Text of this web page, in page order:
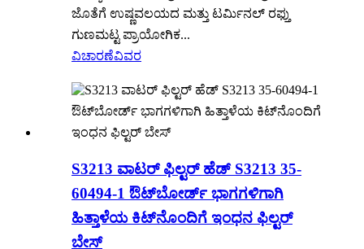
ಜೊತೆಗೆ ಉಷ್ಣವಲಯದ ಮತ್ತು ಟರ್ಮಿನಲ್ ರಫ್ತು
ಗುಣಮಟ್ಟ ಪ್ರಾಯೋಗಿಕ...
ವಿಚಾರಣೆವಿವರ
S3213 ವಾಟರ್ ಫಿಲ್ಟರ್ ಹೆಡ್ S3213 35-
60494-1 ಔಟ್‌ಬೋರ್ಡ್ ಭಾಗಗಳಿಗಾಗಿ
ಹಿತ್ತಾಳೆಯ ಕಿಟ್‌ನೊಂದಿಗೆ ಇಂಧನ ಫಿಲ್ಟರ್
ಬೇಸ್